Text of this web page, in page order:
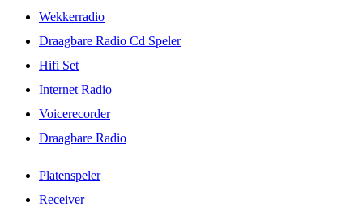
Wekkerradio
Draagbare Radio Cd Speler
Hifi Set
Internet Radio
Voicerecorder
Draagbare Radio
Platenspeler
Receiver